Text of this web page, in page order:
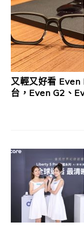
又輕又好看
台，Even G2、